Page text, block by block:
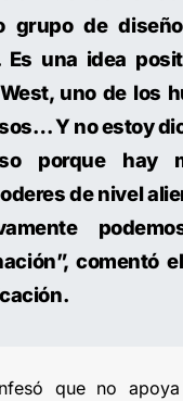
grupo de
Es una idea
uno de los
Y no estoy
porque hay
de nivel
comentó
que no